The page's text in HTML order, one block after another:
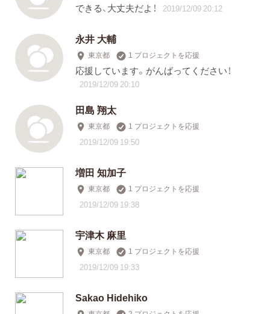
できる、大丈夫だよ！ 2019/12/09 20:12
永井 大輔
東京都 1 プロジェクトを応援
応援しています。がんばってください！
2019/12/09 20:10
田島 翔太
東京都 1 プロジェクトを応援
2019/12/09 19:50
増田 知加子
東京都 1 プロジェクトを応援
2019/12/09 19:38
宇津木 麻里
東京都 1 プロジェクトを応援
2019/12/09 19:33
Sakao Hidehiko